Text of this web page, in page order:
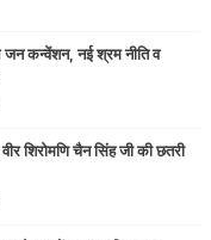
जन कन्वेंशन, नई श्रम नीति व
शिरोमणि चैन सिंह जी की छतरी